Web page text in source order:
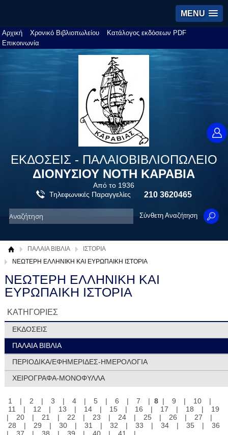
MENU
Αρχική Χρονικό Βιβλιοπωλείου
Κατάλογος εκδόσεων PDF
Επικοινωνία
ΕΚΔΟΣΕΙΣ - ΠΑΛΑΙΟΒΙΒΛΙΟΠΩΛΕΙΟ
ΔΙΟΝΥΣΙΟΥ ΝΟΤΗ ΚΑΡΑΒΙΑ
Από το 1936
Τηλεφωνικές Παραγγελίες
210 3620465
Σύνθετη Αναζήτηση
ΠΑΛΑΙΑ ΒΙΒΛΙΑ
ΙΣΤΟΡΙΑ
ΝΕΩΤΕΡΗ ΕΛΛΗΝΙΚΗ ΚΑΙ ΕΥΡΩΠΑΙΚΗ ΙΣΤΟΡΙΑ
ΝΕΩΤΕΡΗ ΕΛΛΗΝΙΚΗ ΚΑΙ
ΕΥΡΩΠΑΙΚΗ ΙΣΤΟΡΙΑ
ΚΑΤΗΓΟΡΙΕΣ
ΕΚΔΟΣΕΙΣ
ΠΑΛΑΙΑ ΒΙΒΛΙΑ
ΠΕΡΙΟΔΙΚΑ/ΕΦΗΜΕΡΙΔΕΣ-ΗΜΕΡΟΛΟΓΙΑ
ΧΕΙΡΟΓΡΑΦΑ-ΜΟΝΟΦΥΛΛΑ
1 | 2 | 3 | 4 | 5 | 6 | 7 | 8| 9 | 10
|
11
| 12 | 13 | 14 | 15 | 16 | 17 | 18 |
19
|
20 | 21 | 22 | 23 | 24 | 25 | 26 | 27
|
28
| 29 | 30 | 31 | 32 | 33 | 34 | 35 |
36
|
37 | 38 | 39 | 40 | 41 |